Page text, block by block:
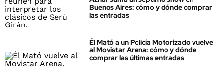
Buenos Aires: cómo y dónde comprar
las entradas
Él Mató a un Policía Motorizado vuelve
al Movistar Arena: cómo y dónde
comprar las últimas entradas